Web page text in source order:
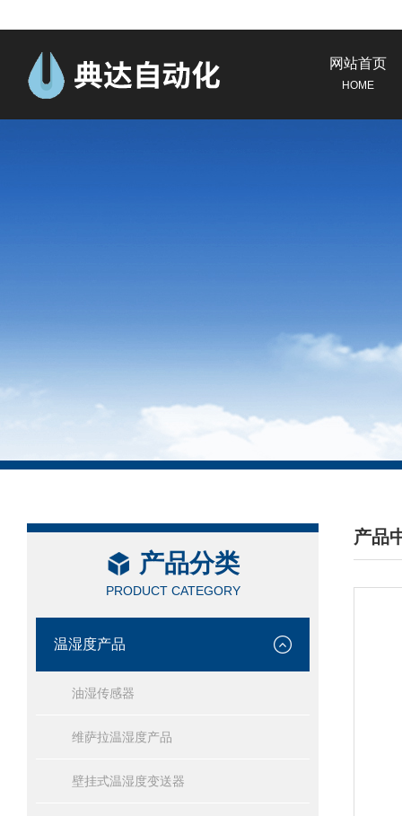
网站首页
HOME
产品分类
PRODUCT CATEGORY
温湿度产品
油湿传感器
维萨拉温湿度产品
壁挂式温湿度变送器
产品
/